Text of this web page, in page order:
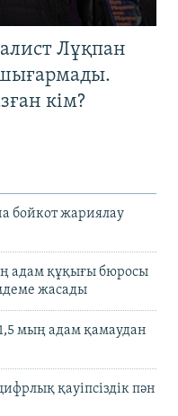
Лұқпан
кім?
бойкот жариялау
адам құқығы бюросы
жасады
мың адам қамаудан
қауіпсіздік пән